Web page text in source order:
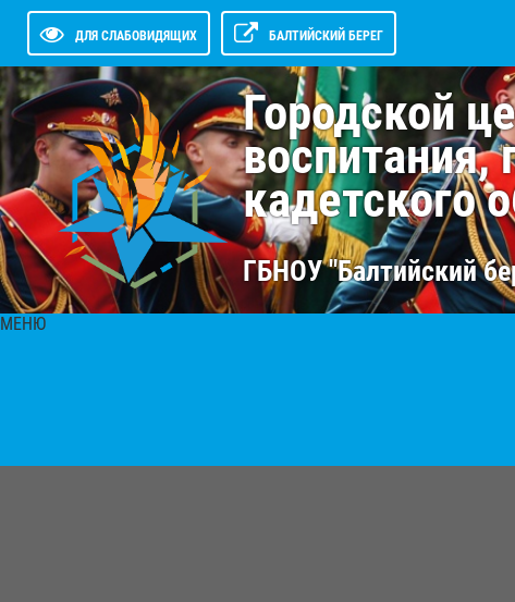
ДЛЯ СЛАБОВИДЯЩИХ БАЛТИЙСКИЙ БЕРЕГ
Городской
воспитания,
кадетского
ГБНОУ "Балтийский
МЕНЮ